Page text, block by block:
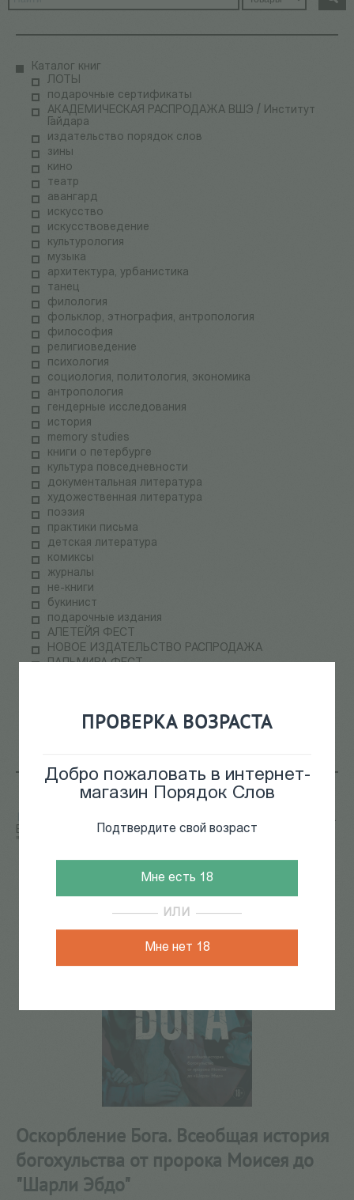
ПРОВЕРКА ВОЗРАСТА
Добро пожаловать в интернет-
магазин Порядок Слов
Подтвердите свой возраст
Мне есть 18
ИЛИ
Мне нет 18
Каталог книг
ЛОТЫ
подарочные сертификаты
АКАДЕМИЧЕСКАЯ РАСПРОДАЖА ВШЭ / Институт
Гайдара
издательство порядок слов
зины
кино
театр
авангард
искусство
искусствоведение
культурология
музыка
архитектура, урбанистика
танец
филология
фольклор, этнография, антропология
философия
религиоведение
психология
социология, политология, экономика
антропология
гендерные исследования
история
memory studies
книги о петербурге
культура повседневности
документальная литература
художественная литература
поэзия
практики письма
детская литература
комиксы
журналы
не-книги
букинист
подарочные издания
АЛЕТЕЙЯ ФЕСТ
НОВОЕ ИЗДАТЕЛЬСТВО РАСПРОДАЖА
ПАЛЬМИРА ФЕСТ
Оскорбление Бога.
Всеобщая история богохульства от пророка Моисея до
"Шарли Эбдо"
Оскорбление Бога. Всеобщая история
богохульства от пророка Моисея до
"Шарли Эбдо"